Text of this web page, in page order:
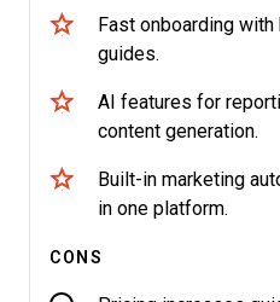
Fast onboarding
guides.
AI features for
content generation.
Built-in marketing
in one platform.
CONS